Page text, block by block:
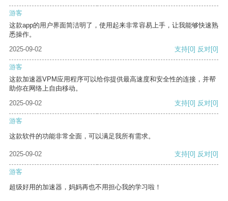
游客
这款app的用户界面简洁明了，使用起来非常容易上手，让我能够快速熟
悉操作。
2025-09-02
支持[0] 反对[0]
游客
这款加速器VPM应用程序可以给你提供最高速度和安全性的连接，并帮
助你在网络上自由移动。
2025-09-02
支持[0] 反对[0]
游客
这款软件的功能非常全面，可以满足我所有需求。
2025-09-02 支持[0] 反对[0]
游客
超级好用的加速器，妈妈再也不用担心我的学习啦！